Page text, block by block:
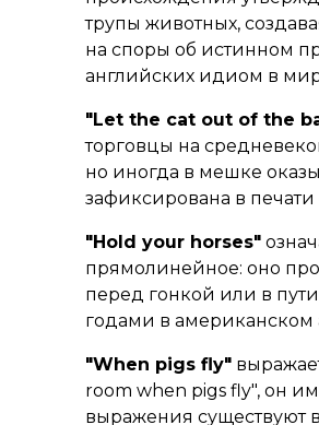
трупы животных,
на споры об истинном
английских идиом в
"Let the cat out of the
торговцы на
но иногда в мешке
зафиксирована в печати
"Hold your horses"
прямолинейное: оно
перед гонкой или в
годами в американском
"When pigs fly"
room when pigs fly", он
выражения существуют